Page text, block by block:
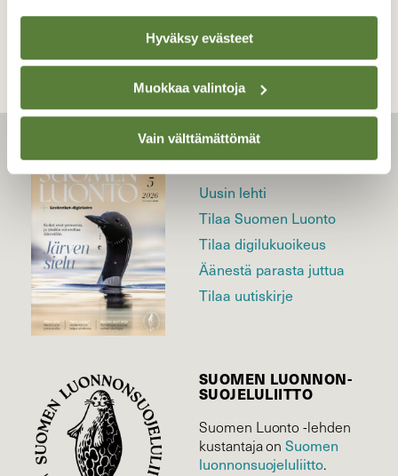
Hyväksy evästeet
Muokkaa valintoja
Vain välttämättömät
LEHTI
Uusin lehti
Tilaa Suomen Luonto
Tilaa digilukuoikeus
Äänestä parasta juttua
Tilaa uutiskirje
SUOMEN LUONNON­
SUOJELU­LIITTO
Suomen Luonto -lehden
kustantaja onSuomen
luonnonsuojelu­liitto.